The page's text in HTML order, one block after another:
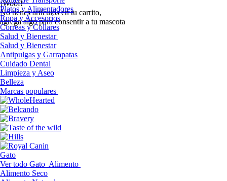
¡Woof!
No tíenes artículos en tu carrito,
agrega algo para consentir a tu mascota
Platos y Alimentadores
Ropa y Accesorios
Correas y Collares
Salud y Bienestar
Salud y Bienestar
Antipulgas y Garrapatas
Cuidado Dental
Limpieza y Aseo
Belleza
Marcas populares
Gato
Ver todo Gato Alimento
Alimento Seco